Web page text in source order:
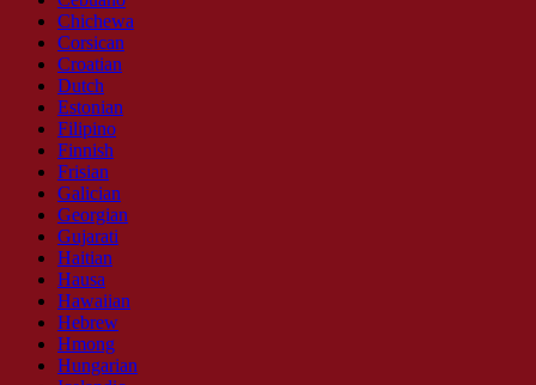
Chichewa
Corsican
Croatian
Dutch
Estonian
Filipino
Finnish
Frisian
Galician
Georgian
Gujarati
Haitian
Hausa
Hawaiian
Hebrew
Hmong
Hungarian